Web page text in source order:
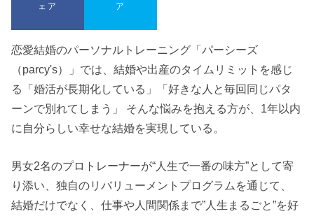
ェア
ア
恋愛結婚のパーソナルトレーニング「パーシーズ
（parcy's）」では、結婚や出産のタイムリミットを感じ
る「婚活が長期化している」「好きな人と毎回同じパタ
ーンで別れてしまう」 そんな悩みを抱える方が、1年以内
に自分らしい幸せな結婚を実現している。
男女2名のプロトレーナーが“人生で一番の味方”として寄
り添い、独自のリバリューメントプログラムを通じて、
結婚だけでなく、仕事や人間関係まで”人生まるごと”を好